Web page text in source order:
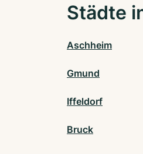
Städte
Aschheim
Gmund
Iffeldorf
Bruck